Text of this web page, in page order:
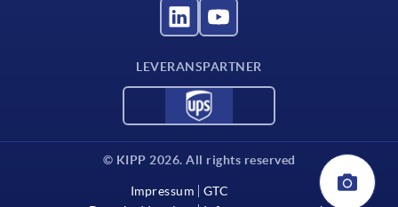
LEVERANSPARTNER
© KIPP 2026. All rights reserved
Impressum
GTC